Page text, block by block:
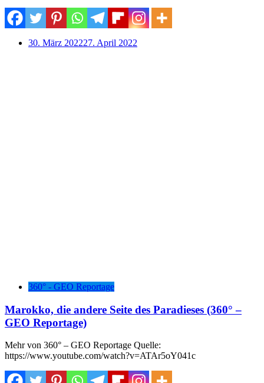
30. März 202227. April 2022
360° - GEO Reportage
Marokko, die andere Seite des Paradieses (360° –
GEO Reportage)
Mehr von 360° – GEO Reportage Quelle:
https://www.youtube.com/watch?v=ATAr5oY041c